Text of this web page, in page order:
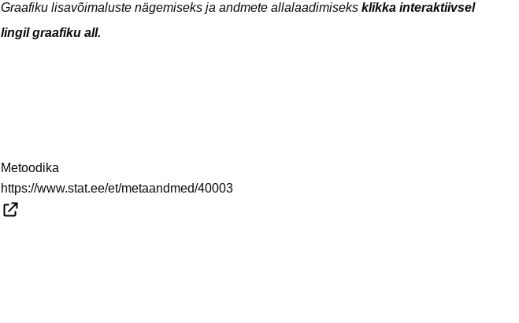
Graafiku lisavõimaluste nägemiseks ja andmete allalaadimiseks klikka interaktiivsel
lingil graafiku all.
Metoodika
https://www.stat.ee/et/metaandmed/40003